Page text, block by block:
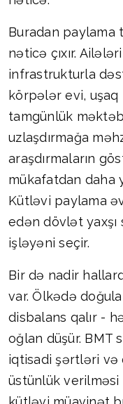
Buradan paylama
nəticə çıxır.
infrastrukturla
körpələr evi, uşaq
tamgünlük
uzlaşdırmağa
araşdırmaların
mükafatdan daha
Kütləvi paylama
edən dövlət
işləyəni seçir.
Bir də nadir
var. Ölkədə
disbalans qalır -
oğlan düşür. BMT
iqtisadi şərtləri və
üstünlük verilməsi